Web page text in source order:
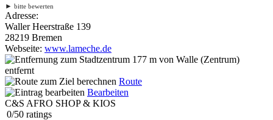
► bitte bewerten
Adresse:
Waller Heerstraße 139
28219 Bremen
Webseite: www.lameche.de
177 m von Walle (Zentrum)
entfernt
Route
Bearbeiten
C&S AFRO SHOP & KIOS
0/50 ratings